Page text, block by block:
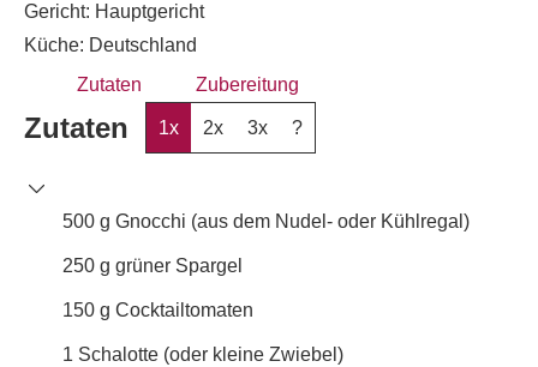
Gericht: Hauptgericht
Küche: Deutschland
Zutaten
Zubereitung
Zutaten 1x 2x 3x ?
500 g Gnocchi (aus dem Nudel- oder Kühlregal)
250 g grüner Spargel
150 g Cocktailtomaten
1 Schalotte (oder kleine Zwiebel)